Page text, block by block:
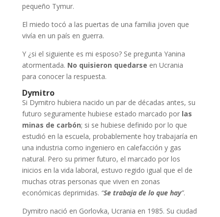
pequeño Tymur.
El miedo tocó a las puertas de una familia joven que
vivía en un país en guerra.
Y ¿si el siguiente es mi esposo? Se pregunta Yanina
atormentada. No quisieron quedarse en Ucrania
para conocer la respuesta.
Dymitro
Si Dymitro hubiera nacido un par de décadas antes, su
futuro seguramente hubiese estado marcado por las
minas de carbón; si se hubiese definido por lo que
estudió en la escuela, probablemente hoy trabajaría en
una industria como ingeniero en calefacción y gas
natural. Pero su primer futuro, el marcado por los
inicios en la vida laboral, estuvo regido igual que el de
muchas otras personas que viven en zonas
económicas deprimidas. “Se trabaja de lo que hay”.
Dymitro nació en Gorlovka, Ucrania en 1985. Su ciudad